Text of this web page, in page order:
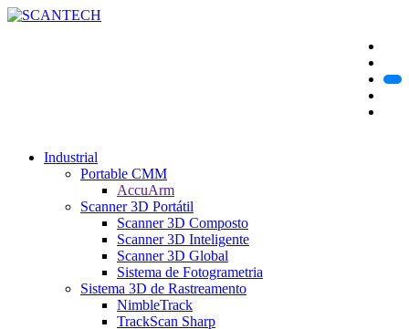
Industrial
Portable CMM
AccuArm
Scanner 3D Portátil
Scanner 3D Composto
Scanner 3D Inteligente
Scanner 3D Global
Sistema de Fotogrametria
Sistema 3D de Rastreamento
NimbleTrack
TrackScan Sharp